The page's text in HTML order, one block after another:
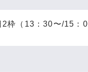
（13：30〜/15：